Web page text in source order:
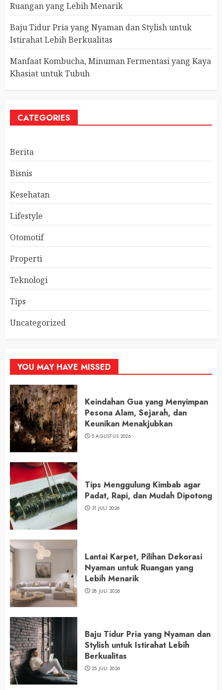
Ruangan yang Lebih Menarik
Baju Tidur Pria yang Nyaman dan Stylish untuk
Istirahat Lebih Berkualitas
Manfaat Kombucha, Minuman Fermentasi yang Kaya
Khasiat untuk Tubuh
CATEGORIES
Berita
Bisnis
Kesehatan
Lifestyle
Otomotif
Properti
Teknologi
Tips
Uncategorized
YOU MAY HAVE MISSED
Keindahan Gua yang Menyimpan
Pesona Alam, Sejarah, dan
Keunikan Menakjubkan
5 AGUSTUS 2026
Tips Menggulung Kimbab agar
Padat, Rapi, dan Mudah Dipotong
31 JULI 2026
Lantai Karpet, Pilihan Dekorasi
Nyaman untuk Ruangan yang
Lebih Menarik
28 JULI 2026
Baju Tidur Pria yang Nyaman dan
Stylish untuk Istirahat Lebih
Berkualitas
25 JULI 2026